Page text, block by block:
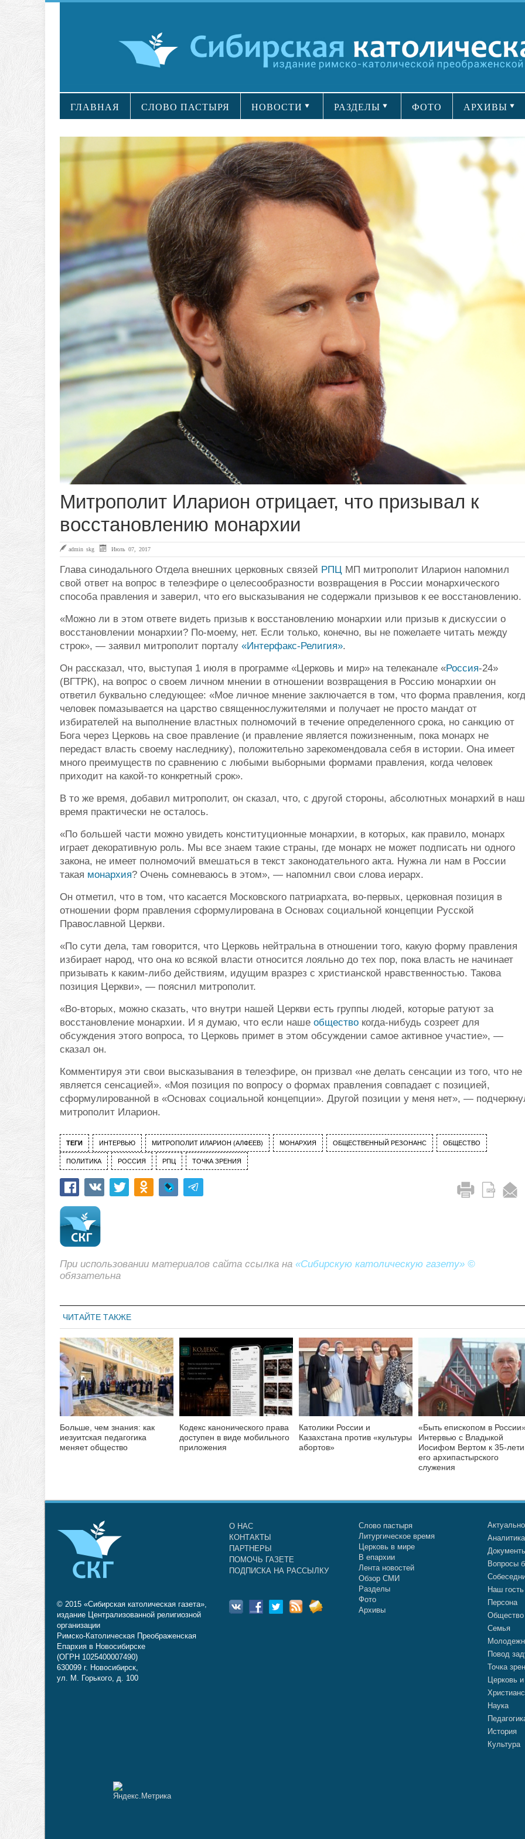
ГЛАВНАЯ СЛОВО ПАСТЫРЯ НОВОСТИ РАЗДЕЛЫ ФОТО АРХИВЫ
Митрополит Иларион отрицает, что призывал к
восстановлению монархии
admin skg Июль 07, 2017
Глава синодального Отдела внешних церковных связей РПЦ МП митрополит Иларион напомнил
свой ответ на вопрос в телеэфире о целесообразности возвращения в России монархического
способа правления и заверил, что его высказывания не содержали призывов к ее восстановлению.
«Можно ли в этом ответе видеть призыв к восстановлению монархии или призыв к дискуссии о
восстановлении монархии? По-моему, нет. Если только, конечно, вы не пожелаете читать между
строк», — заявил митрополит порталу «Интерфакс-Религия».
Он рассказал, что, выступая 1 июля в программе «Церковь и мир» на телеканале «Россия-24»
(ВГТРК), на вопрос о своем личном мнении в отношении возвращения в Россию монархии он
ответил буквально следующее: «Мое личное мнение заключается в том, что форма правления,
человек помазывается на царство священнослужителями и получает не просто мандат от
избирателей на выполнение властных полномочий в течение определенного срока, но санкцию от
Бога через Церковь на свое правление (и правление является пожизненным, пока монарх не
передаст власть своему наследнику), положительно зарекомендовала себя в истории. Она имеет
много преимуществ по сравнению с любыми выборными формами правления, когда человек
приходит на какой-то конкретный срок».
В то же время, добавил митрополит, он сказал, что, с другой стороны, абсолютных монархий в
время практически не осталось.
«По большей части можно увидеть конституционные монархии, в которых, как правило, монарх
играет декоративную роль. Мы все знаем такие страны, где монарх не может подписать ни одного
закона, не имеет полномочий вмешаться в текст законодательного акта. Нужна ли нам в России
такая монархия? Очень сомневаюсь в этом», — напомнил свои слова иерарх.
Он отметил, что в том, что касается Московского патриархата, во-первых, церковная позиция в
отношении форм правления сформулирована в Основах социальной концепции Русской
Православной Церкви.
«По сути дела, там говорится, что Церковь нейтральна в отношении того, какую форму правления
избирает народ, что она ко всякой власти относится лояльно до тех пор, пока власть не начинает
призывать к каким-либо действиям, идущим вразрез с христианской нравственностью. Такова
позиция Церкви», — пояснил митрополит.
«Во-вторых, можно сказать, что внутри нашей Церкви есть группы людей, которые ратуют за
восстановление монархии. И я думаю, что если наше общество когда-нибудь созреет для
обсуждения этого вопроса, то Церковь примет в этом обсуждении самое активное участие», —
сказал он.
Комментируя эти свои высказывания в телеэфире, он призвал «не делать сенсации из того, что не
является сенсацией». «Моя позиция по вопросу о формах правления совпадает с позицией,
сформулированной в «Основах социальной концепции». Другой позиции у меня нет», —
митрополит Иларион.
ТЕГИ ИНТЕРВЬЮ МИТРОПОЛИТ ИЛАРИОН (АЛФЕЕВ) МОНАРХИЯ ОБЩЕСТВЕННЫЙ РЕЗОНАНС ОБЩЕСТВО
ПОЛИТИКА РОССИЯ РПЦ ТОЧКА ЗРЕНИЯ
При использовании материалов сайта ссылка на «Сибирскую католическую газету» ©
обязательна
ЧИТАЙТЕ ТАКЖЕ
Больше, чем знания: как
иезуитская педагогика
меняет общество
Кодекс канонического права
доступен в виде мобильного
приложения
Католики России и
Казахстана против «культуры
абортов»
«Быть епископом в
Интервью с Владыкой
Иосифом Вертом к 35-
его архипастырского
служения
© 2015 «Сибирская католическая газета»,
издание Централизованной религиозной
организации
Римско-Католическая Преображенская
Епархия в Новосибирске
(ОГРН 1025400007490)
630099 г. Новосибирск,
ул. М. Горького, д. 100
О НАС
КОНТАКТЫ
ПАРТНЕРЫ
ПОМОЧЬ ГАЗЕТЕ
ПОДПИСКА НА РАССЫЛКУ
Слово пастыря
Литургическое время
Церковь в мире
В епархии
Лента новостей
Обзор СМИ
Разделы
Фото
Архивы
Актуально
Аналитика
Вопросы
Наш гость
Персона
Общество
Семья
Повод
Точка
Церковь
Наука
История
Культура